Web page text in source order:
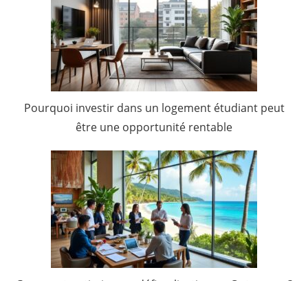
Pourquoi investir dans un logement étudiant peut
être une opportunité rentable